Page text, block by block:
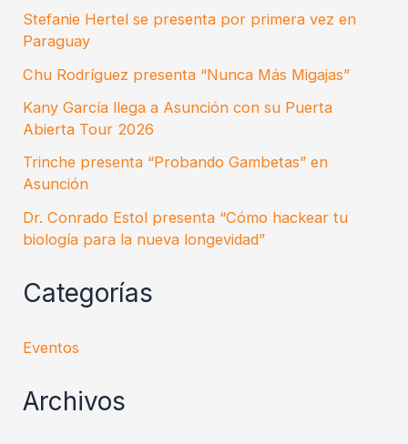
Stefanie Hertel se presenta por primera vez en
Paraguay
Chu Rodríguez presenta “Nunca Más Migajas”
Kany García llega a Asunción con su Puerta
Abierta Tour 2026
Trinche presenta “Probando Gambetas” en
Asunción
Dr. Conrado Estol presenta “Cómo hackear tu
biología para la nueva longevidad”
Categorías
Eventos
Archivos